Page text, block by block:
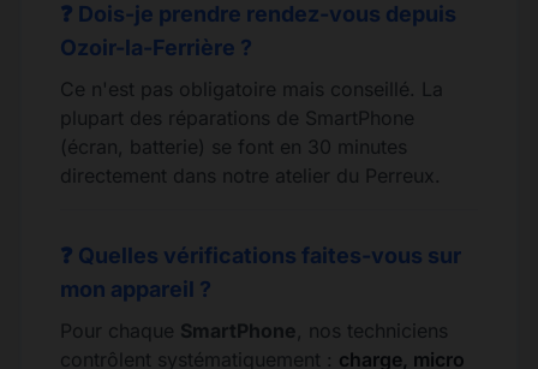
❓ Dois-je prendre rendez-vous depuis
Ozoir-la-Ferrière ?
Ce n'est pas obligatoire mais conseillé. La
plupart des réparations de SmartPhone
(écran, batterie) se font en 30 minutes
directement dans notre atelier du Perreux.
❓ Quelles vérifications faites-vous sur
mon appareil ?
Pour chaque SmartPhone, nos techniciens
contrôlent systématiquement : charge, micro